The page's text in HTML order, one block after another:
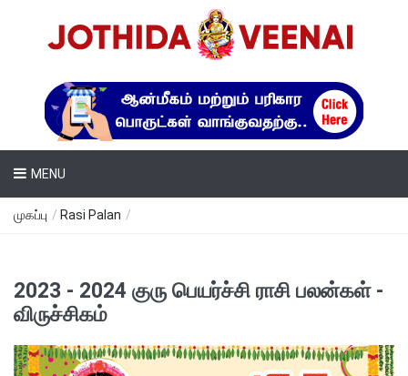
MENU
முகப்பு / Rasi Palan /
2023 - 2024 குரு பெயர்ச்சி ராசி பலன்கள் -
விருச்சிகம்